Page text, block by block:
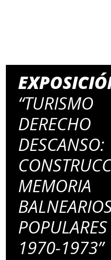
1970-1973”